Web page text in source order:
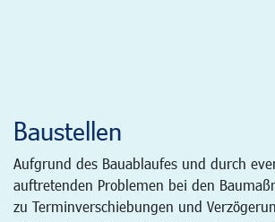
Baustellen
Aufgrund des Bauablaufes und durch
auftretenden Problemen bei den
zu Terminverschiebungen und